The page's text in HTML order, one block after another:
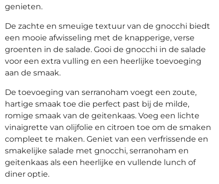
genieten.
De zachte en smeuïge textuur van de gnocchi biedt
een mooie afwisseling met de knapperige, verse
groenten in de salade. Gooi de gnocchi in de salade
voor een extra vulling en een heerlijke toevoeging
aan de smaak.
De toevoeging van serranoham voegt een zoute,
hartige smaak toe die perfect past bij de milde,
romige smaak van de geitenkaas. Voeg een lichte
vinaigrette van olijfolie en citroen toe om de smaken
compleet te maken. Geniet van een verfrissende en
smakelijke salade met gnocchi, serranoham en
geitenkaas als een heerlijke en vullende lunch of
diner optie.